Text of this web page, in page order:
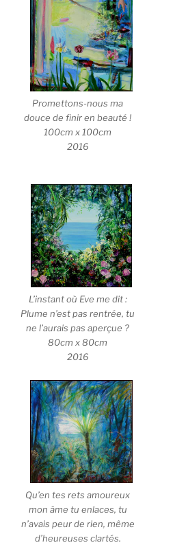
Promettons-nous ma
douce de finir en beauté !
100cm x 100cm
2016
L’instant où Eve me dit :
Plume n’est pas rentrée, tu
ne l’aurais pas aperçue ?
80cm x 80cm
2016
Qu’en tes rets amoureux
mon âme tu enlaces, tu
n’avais peur de rien, même
d’heureuses clartés.